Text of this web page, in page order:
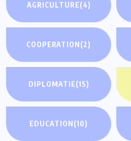
AGRICULTURE(4)
COOPERATION(2)
DIPLOMATIE(15)
EDUCATION(10)